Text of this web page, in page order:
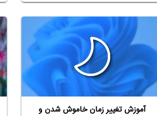
سخت‌افزاری است و صفحه نمایش یا قطعه‌ی
دیگری آسیب دیده است. گاهی اوقات حتی شارژر
پر پر زدن صفحه گوشی می‌شود!
در ادامه به روش‌های حل مشکل پرپر زدن صفحه
گوشی سامسونگو شیائومی و غیره می‌پردازیم. با
سیاره‌ی آی‌تی همراه باشید.
آموزش تغییر زمان خاموش شدن و